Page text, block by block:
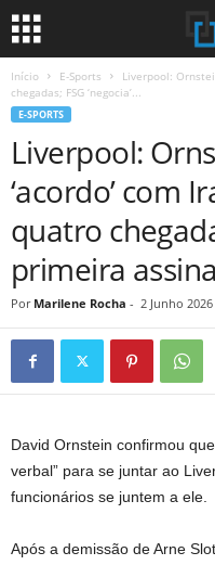
Início E-Sports
Liverpool:
chegadas; FSG ‘negocia’...
E-SPORTS
Liverpool:
‘acordo’ com
quatro
primeira
Por Marilene Rocha - 2 Junho 2026
David Ornstein confirmou
verbal” para se juntar ao
funcionários se juntem a ele.
Após a demissão de Arne